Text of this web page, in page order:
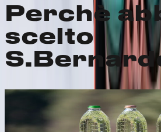
Perchè
scelto
Consapevolezza
S.Bernardo crede sia
persone a leggere l’etichetta
per capire davvero il valore di ciò